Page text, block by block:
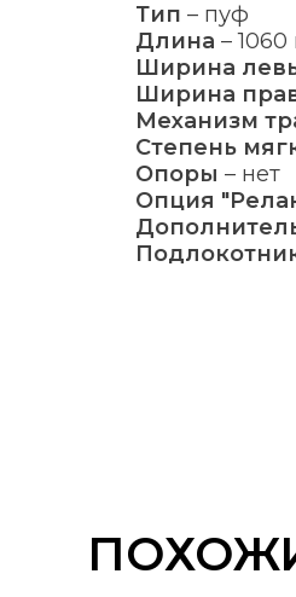
Тип – пуф
Длина – 1060
Ширина
Ширина
Механизм
Степень
Опоры – нет
Опция